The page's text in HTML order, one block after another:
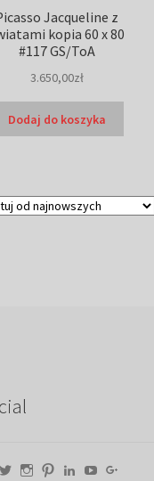
Jacqueline z
kopia 60 x 80
#117 GS/ToA
3.650,00zł
Dodaj do koszyka
TwitterInstagram
PinterestLinkedInYouTube